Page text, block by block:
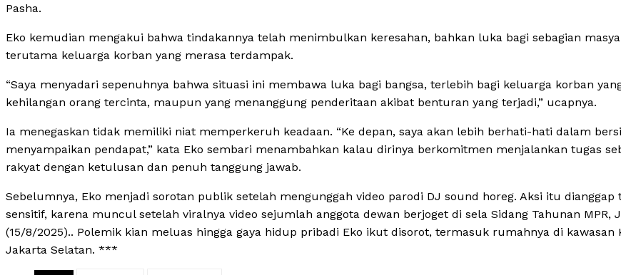
Pasha.
Eko kemudian mengakui bahwa tindakannya telah menimbulkan keresahan, bahkan luka bagi sebagian
terutama keluarga korban yang merasa terdampak.
“Saya menyadari sepenuhnya bahwa situasi ini membawa luka bagi bangsa, terlebih bagi keluarga korban
kehilangan orang tercinta, maupun yang menanggung penderitaan akibat benturan yang terjadi,” ucapnya.
Ia menegaskan tidak memiliki niat memperkeruh keadaan. “Ke depan, saya akan lebih berhati-hati dalam
menyampaikan pendapat,” kata Eko sembari menambahkan kalau dirinya berkomitmen menjalankan tugas
rakyat dengan ketulusan dan penuh tanggung jawab.
Sebelumnya, Eko menjadi sorotan publik setelah mengunggah video parodi DJ sound horeg. Aksi itu dianggap
sensitif, karena muncul setelah viralnya video sejumlah anggota dewan berjoget di sela Sidang Tahunan MPR,
(15/8/2025).. Polemik kian meluas hingga gaya hidup pribadi Eko ikut disorot, termasuk rumahnya di kawasan
Jakarta Selatan. ***